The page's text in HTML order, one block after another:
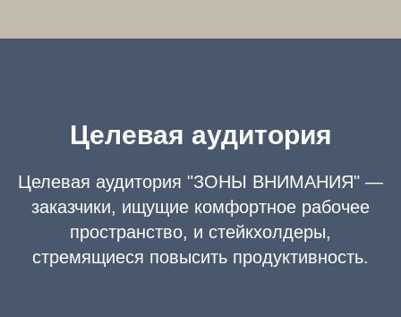
Целевая аудитория
Целевая аудитория "ЗОНЫ ВНИМАНИЯ" —
заказчики, ищущие комфортное рабочее
пространство, и стейкхолдеры,
стремящиеся повысить продуктивность.